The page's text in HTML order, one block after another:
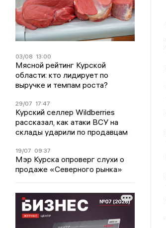
03/08 13:00
Мясной рейтинг Курской
области: кто лидирует по
выручке и темпам роста?
29/07 17:47
Курский селлер Wildberries
рассказал, как атаки ВСУ на
склады ударили по продавцам
19/07 09:37
Мэр Курска опроверг слухи о
продаже «Северного рынка»